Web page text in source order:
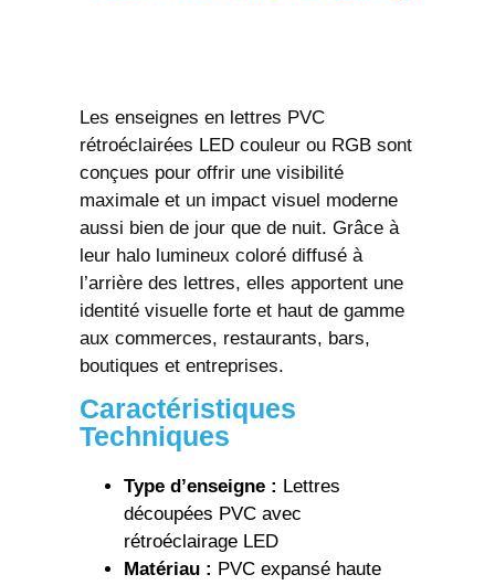
Les enseignes en lettres PVC
rétroéclairées LED couleur ou RGB sont
conçues pour offrir une visibilité
maximale et un impact visuel moderne
aussi bien de jour que de nuit. Grâce à
leur halo lumineux coloré diffusé à
l’arrière des lettres, elles apportent une
identité visuelle forte et haut de gamme
aux commerces, restaurants, bars,
boutiques et entreprises.
Caractéristiques
Techniques
Type d’enseigne : Lettres
découpées PVC avec
rétroéclairage LED
Matériau : PVC expansé haute